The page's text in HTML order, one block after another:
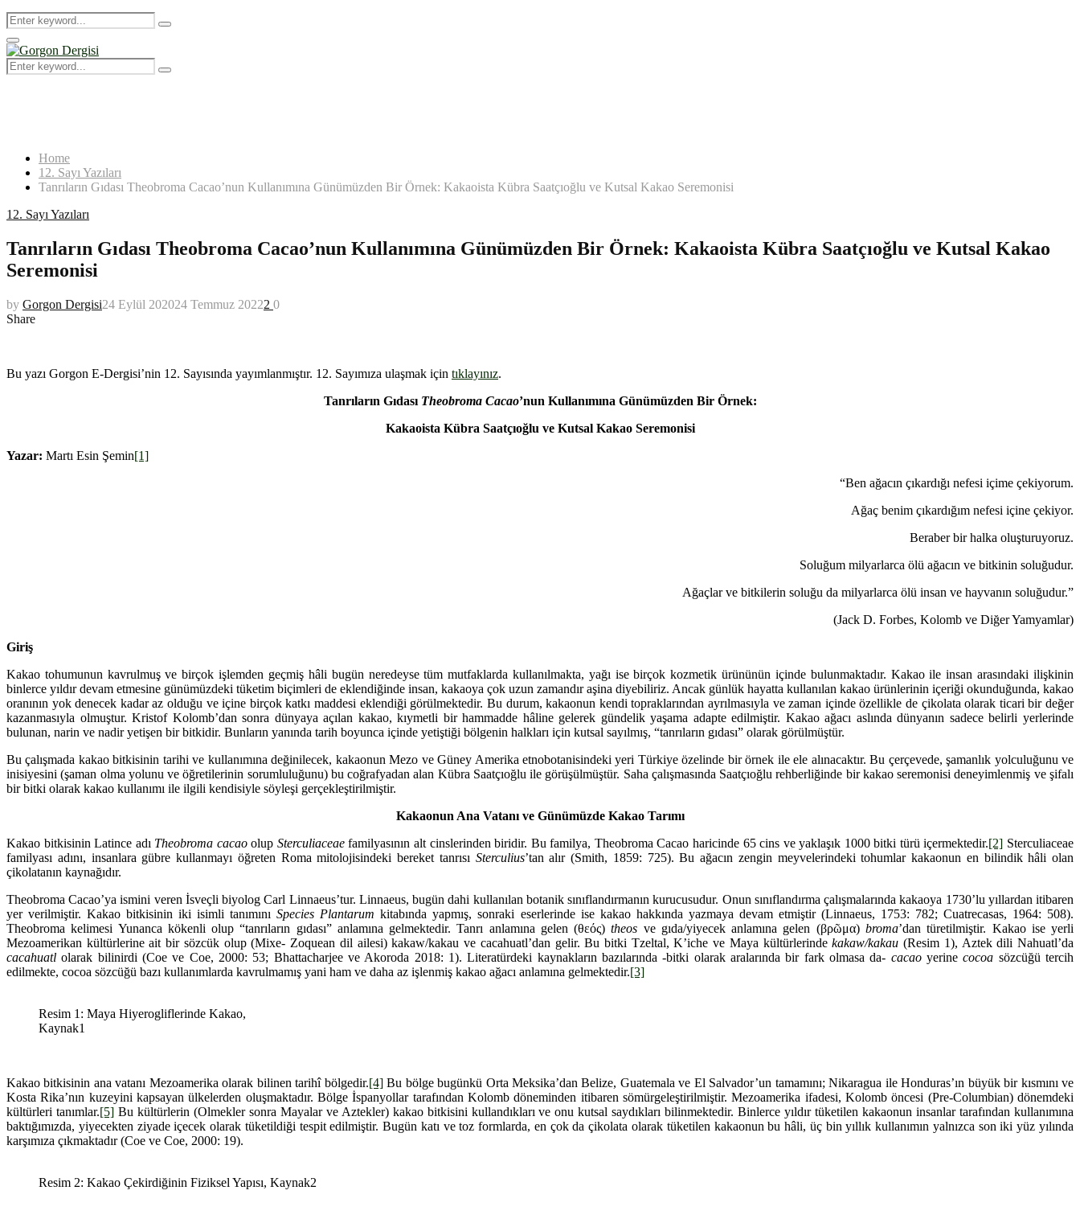
Search
for:
Search
Primary
Menu
Search
for:
Search
Home
12. Sayı Yazıları
Tanrıların Gıdası Theobroma Cacao’nun Kullanımına Günümüzden Bir Örnek: Kakaoista Kübra Saatçıoğlu ve Kutsal Kakao Seremonisi
12. Sayı Yazıları
Tanrıların Gıdası Theobroma Cacao’nun Kullanımına Günümüzden Bir Örnek: Kakaoista Kübra Saatçıoğlu ve Kutsal Kakao
Seremonisi
by Gorgon Dergisi24 Eylül 202024 Temmuz 20222 0
Share
Bu yazı Gorgon E-Dergisi’nin 12. Sayısında yayımlanmıştır. 12. Sayımıza ulaşmak için tıklayınız.
Tanrıların Gıdası Theobroma Cacao’nun Kullanımına Günümüzden Bir Örnek:
Kakaoista Kübra Saatçıoğlu ve Kutsal Kakao Seremonisi
Yazar: Martı Esin Şemin[1]
“Ben ağacın çıkardığı nefesi içime çekiyorum.
Ağaç benim çıkardığım nefesi içine çekiyor.
Beraber bir halka oluşturuyoruz.
Soluğum milyarlarca ölü ağacın ve bitkinin soluğudur.
Ağaçlar ve bitkilerin soluğu da milyarlarca ölü insan ve hayvanın soluğudur.”
(Jack D. Forbes, Kolomb ve Diğer Yamyamlar)
Giriş
Kakao tohumunun kavrulmuş ve birçok işlemden geçmiş hâli bugün neredeyse tüm mutfaklarda kullanılmakta, yağı ise birçok kozmetik ürününün içinde bulunmaktadır. Kakao ile insan arasındaki ilişkinin
binlerce yıldır devam etmesine günümüzdeki tüketim biçimleri de eklendiğinde insan, kakaoya çok uzun zamandır aşina diyebiliriz. Ancak günlük hayatta kullanılan kakao ürünlerinin içeriği okunduğunda, kakao
oranının yok denecek kadar az olduğu ve içine birçok katkı maddesi eklendiği görülmektedir. Bu durum, kakaonun kendi topraklarından ayrılmasıyla ve zaman içinde özellikle de çikolata olarak ticari bir değer
kazanmasıyla olmuştur. Kristof Kolomb’dan sonra dünyaya açılan kakao, kıymetli bir hammadde hâline gelerek gündelik yaşama adapte edilmiştir. Kakao ağacı aslında dünyanın sadece belirli yerlerinde
bulunan, narin ve nadir yetişen bir bitkidir. Bunların yanında tarih boyunca içinde yetiştiği bölgenin halkları için kutsal sayılmış, “tanrıların gıdası” olarak görülmüştür.
Bu çalışmada kakao bitkisinin tarihi ve kullanımına değinilecek, kakaonun Mezo ve Güney Amerika etnobotanisindeki yeri Türkiye özelinde bir örnek ile ele alınacaktır. Bu çerçevede, şamanlık yolculuğunu ve
inisiyesini (şaman olma yolunu ve öğretilerinin sorumluluğunu) bu coğrafyadan alan Kübra Saatçıoğlu ile görüşülmüştür. Saha çalışmasında Saatçıoğlu rehberliğinde bir kakao seremonisi deneyimlenmiş ve şifalı
bir bitki olarak kakao kullanımı ile ilgili kendisiyle söyleşi gerçekleştirilmiştir.
Kakaonun Ana Vatanı ve Günümüzde Kakao Tarımı
Kakao bitkisinin Latince adı Theobroma cacaoolup Sterculiaceaefamilyasının alt cinslerinden biridir. Bu familya, Theobroma Cacao haricinde 65 cins ve yaklaşık 1000 bitki türü içermektedir.[2] Sterculiaceae
familyası adını, insanlara gübre kullanmayı öğreten Roma mitolojisindeki bereket tanrısı Sterculius’tan alır (Smith, 1859: 725). Bu ağacın zengin meyvelerindeki tohumlar kakaonun en bilindik hâli olan
çikolatanın kaynağıdır.
Theobroma Cacao’ya ismini veren İsveçli biyolog Carl Linnaeus’tur. Linnaeus, bugün dahi kullanılan botanik sınıflandırmanın kurucusudur. Onun sınıflandırma çalışmalarında kakaoya 1730’lu yıllardan itibaren
yer verilmiştir. Kakao bitkisinin iki isimli tanımınıSpecies Plantarum kitabında yapmış, sonraki eserlerinde ise kakao hakkında yazmaya devam etmiştir (Linnaeus, 1753: 782; Cuatrecasas, 1964: 508).
Theobroma kelimesi Yunanca kökenli olup “tanrıların gıdası” anlamına gelmektedir. Tanrı anlamına gelen (θεός)theos ve gıda/yiyecek anlamına gelen (βρῶμα) broma’dan türetilmiştir. Kakao ise yerli
Mezoamerikan kültürlerine ait bir sözcük olup (Mixe- Zoquean dil ailesi) kakaw/kakau ve cacahuatl’dan gelir. Bu bitki Tzeltal, K’iche ve Maya kültürlerindekakaw/kakau (Resim 1), Aztek dili Nahuatl’da
cacahuatlolarak bilinirdi (Coe ve Coe, 2000: 53; Bhattacharjee ve Akoroda 2018: 1). Literatürdeki kaynakların bazılarında -bitki olarak aralarında bir fark olmasa da- cacaoyerinecocoa sözcüğü tercih
edilmekte, cocoa sözcüğü bazı kullanımlarda kavrulmamış yani ham ve daha az işlenmiş kakao ağacı anlamına gelmektedir.[3]
Resim 1: Maya Hiyerogliflerinde Kakao,
Kaynak1
Kakao bitkisinin ana vatanı Mezoamerika olarak bilinen tarihî bölgedir.[4]Bu bölge bugünkü Orta Meksika’dan Belize, Guatemala ve El Salvador’un tamamını; Nikaragua ile Honduras’ın büyük bir kısmını ve
Kosta Rika’nın kuzeyini kapsayan ülkelerden oluşmaktadır. Bölge İspanyollar tarafından Kolomb döneminden itibaren sömürgeleştirilmiştir. Mezoamerika ifadesi, Kolomb öncesi (Pre-Columbian) dönemdeki
kültürleri tanımlar.[5]Bu kültürlerin (Olmekler sonra Mayalar ve Aztekler) kakao bitkisini kullandıkları ve onu kutsal saydıkları bilinmektedir. Binlerce yıldır tüketilen kakaonun insanlar tarafından kullanımına
baktığımızda, yiyecekten ziyade içecek olarak tüketildiği tespit edilmiştir. Bugün katı ve toz formlarda, en çok da çikolata olarak tüketilen kakaonun bu hâli, üç bin yıllık kullanımın yalnızca son iki yüz yılında
karşımıza çıkmaktadır (Coe ve Coe, 2000: 19).
Resim 2: Kakao Çekirdiğinin Fiziksel Yapısı, Kaynak2